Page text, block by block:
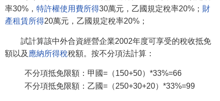
率30%， 特許權使用費所得30萬元，乙國規定稅率20%； 財
產租賃所得20萬元，乙國規定稅率20%；
試計算該中外合資經營企業2002年度可享受的稅收抵免
額以及 應納所得稅稅額。按不分項法計算：
不分項抵免限額：甲國=（150+50）*33%=66
不分項抵免限額：乙國=（250+30+20）*33%=99